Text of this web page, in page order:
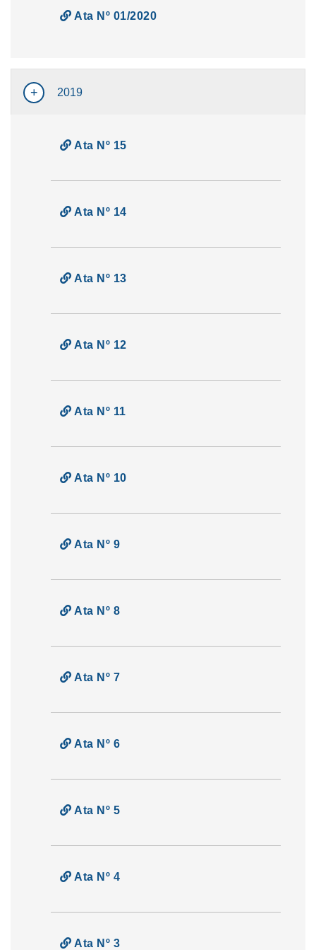
Ata Nº 01/2020
2019
Ata Nº 15
Ata Nº 14
Ata Nº 13
Ata Nº 12
Ata Nº 11
Ata Nº 10
Ata Nº 9
Ata Nº 8
Ata Nº 7
Ata Nº 6
Ata Nº 5
Ata Nº 4
Ata Nº 3